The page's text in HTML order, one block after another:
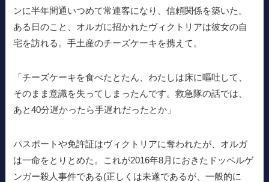
ンに半年間通いつめて常連客になり、信頼関係を築いた。
ある日のこと、オルガに招かれたヴィクトリアは彼女の自
宅を訪れる。手土産のチーズケーキを携えて。
「チーズケーキを食べたとたん、わたしは床に嘔吐して、
そのまま意識を失ってしまったんです。救急隊の話では、
あと40分遅かったら手遅れだったとか」
パスポートや免許証はヴィクトリアに奪われたが、オルガ
は一命をとりとめた。これが2016年8月におきたドッペルゲ
ンガー殺人事件である(正しくは未遂であるが、一般的に